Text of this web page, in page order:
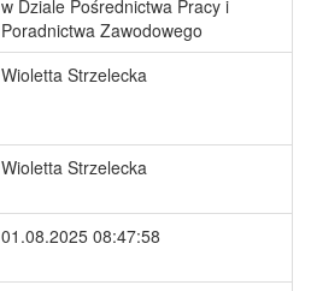
w Dziale Pośrednictwa Pracy i
Poradnictwa Zawodowego
Wioletta Strzelecka
Wioletta Strzelecka
01.08.2025 08:47:58